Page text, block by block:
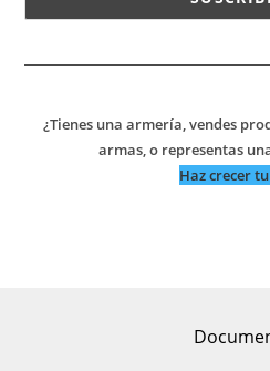
¿Tienes una armería, vendes
armas, o representas
Haz crecer